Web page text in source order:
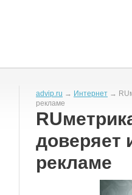
advip.ru → Интернет →
рекламе
доверяет
рекламе